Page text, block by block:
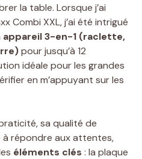
la table. Lorsque j’ai
Combi XXL, j’ai été intrigué
appareil 3-en-1 (raclette,
pour jusqu’à 12
idéale pour les grandes
en m’appuyant sur les
sa qualité de
répondre aux attentes,
éléments clés : la plaque